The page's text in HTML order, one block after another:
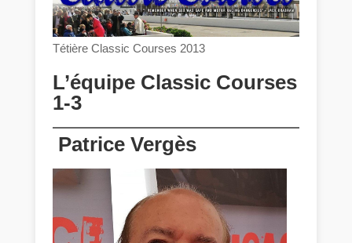
Tétière Classic Courses 2013
L’équipe Classic Courses
1-3
Patrice Vergès